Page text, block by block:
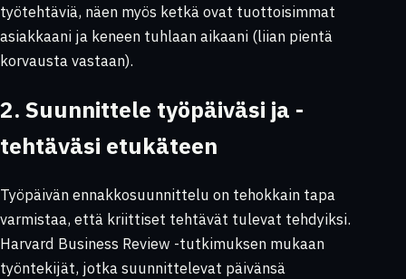
työtehtäviä, näen myös ketkä ovat tuottoisimmat
asiakkaani ja keneen tuhlaan aikaani (liian pientä
korvausta vastaan).
2. Suunnittele työpäiväsi ja -
tehtäväsi etukäteen
Työpäivän ennakkosuunnittelu on tehokkain tapa
varmistaa, että kriittiset tehtävät tulevat tehdyiksi.
Harvard Business Review -tutkimuksen mukaan
työntekijät, jotka suunnittelevat päivänsä